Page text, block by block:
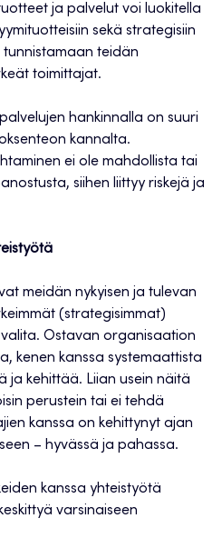
ja palvelut voi luokitella
sekä strategisiin
teidän
toimittajat.
hankinnalla on suuri
kannalta.
ei ole mahdollista tai
siihen liittyy riskejä ja
meidän nykyisen ja tulevan
(strategisimmat)
Ostavan organisaation
kenen kanssa systemaattista
ja kehittää. Liian usein näitä
perustein tai ei tehdä
kanssa on kehittynyt ajan
– hyvässä ja pahassa.
kanssa yhteistyötä
varsinaiseen